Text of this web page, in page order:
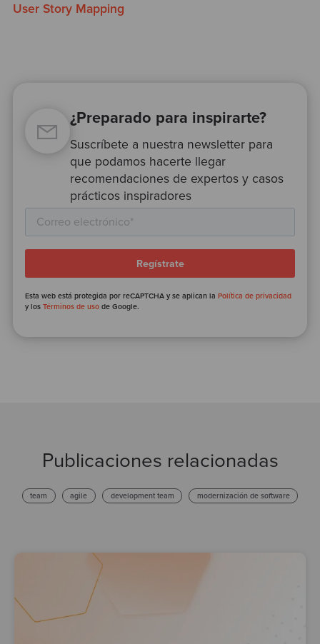
User Story Mapping
¿Preparado para inspirarte?
Suscríbete a nuestra newsletter para
que podamos hacerte llegar
recomendaciones de expertos y casos
prácticos inspiradores
Esta web está protegida por reCAPTCHA y se aplican laPolítica de privacidad
y losTérminos de uso de Google.
Publicaciones relacionadas
team agile development team modernización de software